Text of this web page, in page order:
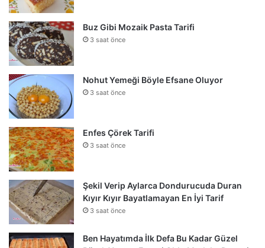
Buz Gibi Mozaik Pasta Tarifi
3 saat önce
Nohut Yemeği Böyle Efsane Oluyor
3 saat önce
Enfes Çörek Tarifi
3 saat önce
Şekil Verip Aylarca Dondurucuda Duran
Kıyır Kıyır Bayatlamayan En İyi Tarif
3 saat önce
Ben Hayatımda İlk Defa Bu Kadar Güzel